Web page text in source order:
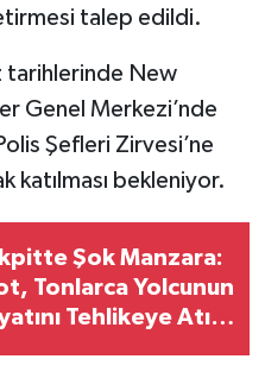
talep edildi.
tarihlerinde New
Genel Merkezi’nde
Şefleri Zirvesi’ne
katılması bekleniyor.
Şok Manzara:
Tonlarca Yolcunun
Tehlikeye Atıp